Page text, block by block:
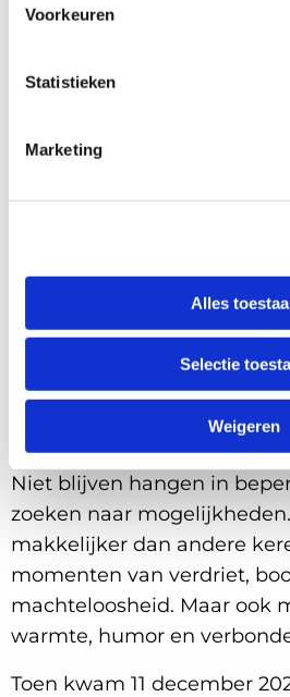
Voorkeuren
Statistieken
Marketing
Alles
Selectie
Weigeren
de sprookjes en attracties.
de dieren telkens weer
We deden mee aan
Hoogvliegers en Spieren
kostbare momenten van
Achter ieder uitje zat
en vaak ook
van Koen en Tom maakte
waard.
Leven met MD betekent
aanpassen. De ziekte
energie en uiteindelijk het
Toch probeerden wij altijd
Niet blijven hangen in
zoeken naar
makkelijker dan andere
momenten van verdriet,
machteloosheid. Maar ook
warmte, humor en
Toen kwam 11 december